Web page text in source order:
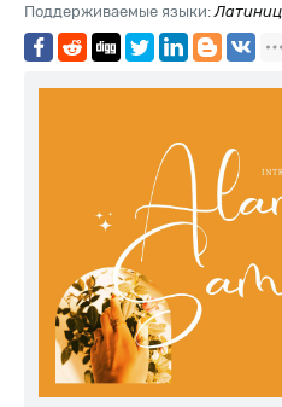
Поддерживаемые языки: